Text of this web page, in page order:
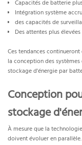
Capacités de batterie
Intégration système
des capacités de
Des attentes plus
Ces tendances
la conception des
stockage d'énergie par
Conception
stockage
À mesure que la
doivent évoluer en parallèle.